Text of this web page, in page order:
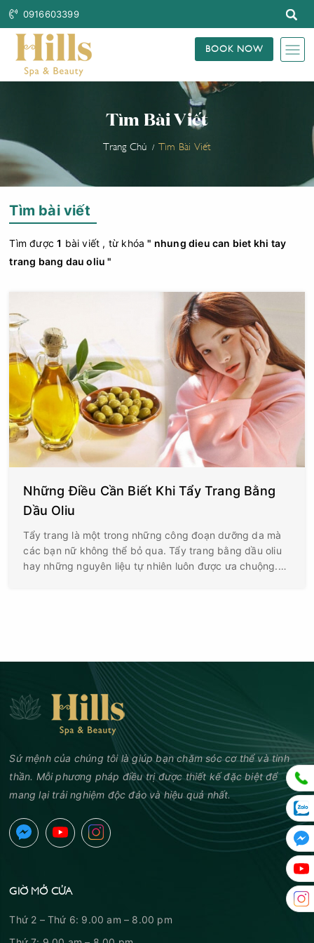
0916603399
BOOK NOW
Tìm Bài Viết
Trang Chủ Tìm Bài Viết
Tìm bài viết
Tìm được1 bài viết , từ khóa" nhung dieu can biet khi tay
trang bang dau oliu "
Những Điều Cần Biết Khi Tẩy Trang Bằng
Dầu Oliu
Tẩy trang là một trong những công đoạn dưỡng da mà
các bạn nữ không thể bỏ qua. Tẩy trang bằng dầu oliu
hay những nguyên liệu tự nhiên luôn được ưa chuộng.
Sứ mệnh của chúng tôi là giúp bạn chăm sóc cơ thể và tinh
thần. Mỗi phương pháp điều trị được thiết kế đặc biệt để
mang lại trải nghiệm độc đáo và hiệu quả nhất.
GIỜ MỞ CỬA
Thứ 2 – Thứ 6: 9.00 am – 8.00 pm